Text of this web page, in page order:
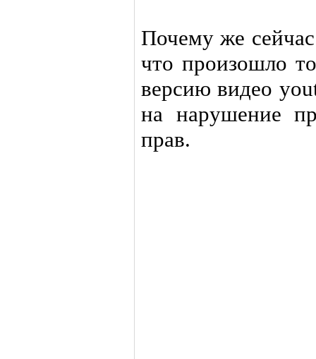
Почему же
что произошло
версию видео
на нарушение
прав.